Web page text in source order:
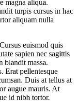
magna aliqua.
turpis cursus in hac
aliquam nulla
euismod quis
sapien nec sagittis
blandit massa.
Erat pellentesque
Duis at tellus at
augue mauris. At
id nibh tortor.